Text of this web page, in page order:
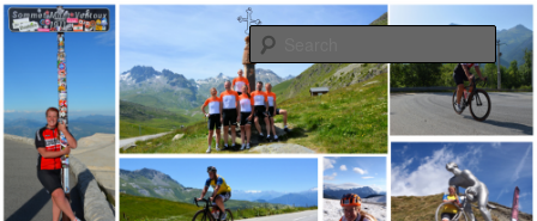
Skip
to
Skip
to
secondary
Karolina Örnstedt
#interiktigtsomallaandra